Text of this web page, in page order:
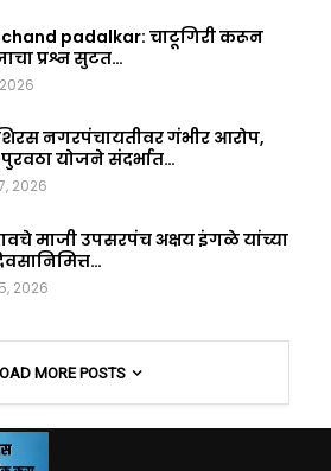
padalkar: चाटूगिरी करून
प्रश्न सुटत…
नगरपंचायतीवर गंभीर आरोप,
योजने संदर्भात…
2026
माजी उपसरपंच अक्षय इंगळे यांच्या
2026
MORE POSTS